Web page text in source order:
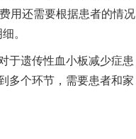
用还需要根据患者的情况
。
于遗传性血小板减少症患
多个环节，需要患者和家